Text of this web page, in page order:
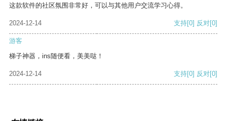
这款软件的社区氛围非常好，可以与其他用户交流学习心得。
2024-12-14 支持[0] 反对[0]
游客
梯子神器，ins随便看，美美哒！
2024-12-14 支持[0] 反对[0]